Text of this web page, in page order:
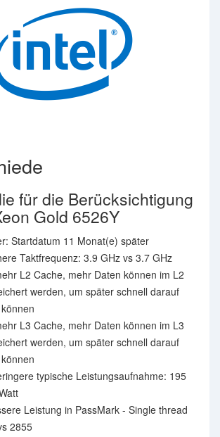
für die Berücksichtigung
Gold 6526Y
Startdatum 11 Monat(e) später
Taktfrequenz: 3.9 GHz vs 3.7 GHz
L2 Cache, mehr Daten können im L2
werden, um später schnell darauf
L3 Cache, mehr Daten können im L3
werden, um später schnell darauf
typische Leistungsaufnahme: 195
Leistung in PassMark - Single thread
2855